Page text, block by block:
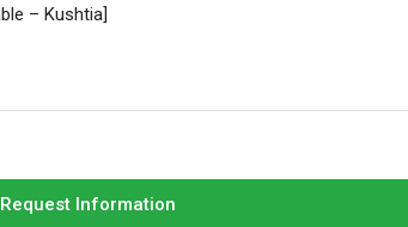
Request Information